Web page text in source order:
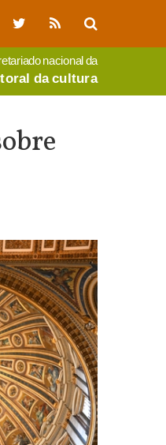
nacional da
da cultura